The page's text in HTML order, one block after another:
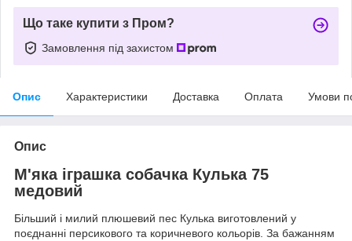
Що таке купити з Пром?
Замовлення під захистом
Опис Характеристики Доставка Оплата Умови
Опис
М'яка іграшка собачка Кулька 75
медовий
Більший і милий плюшевий пес Кулька виготовлений у
поєднанні персикового та коричневого кольорів. За бажанням